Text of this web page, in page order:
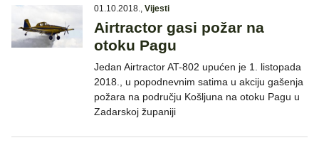
01.10.2018., Vijesti
Airtractor gasi požar na
otoku Pagu
Jedan Airtractor AT-802 upućen je 1. listopada
2018., u popodnevnim satima u akciju gašenja
požara na području Košljuna na otoku Pagu u
Zadarskoj županiji